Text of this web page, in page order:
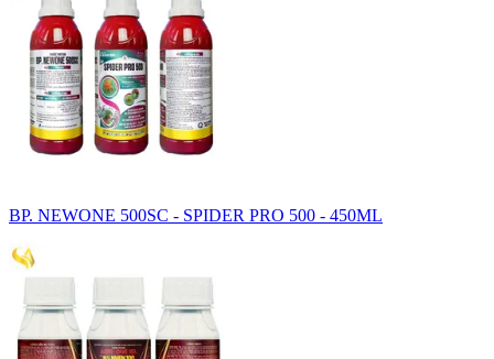
BP. NEWONE 500SC - SPIDER PRO 500 - 450ML